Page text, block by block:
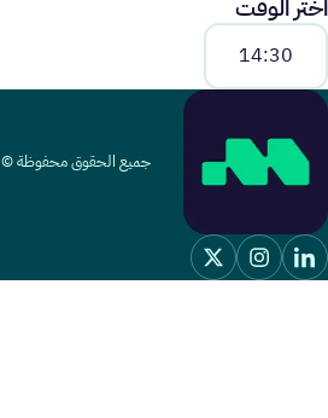
اختر الوقت
14:30
جميع الحقوق محفوظة © 2026 - مشارف